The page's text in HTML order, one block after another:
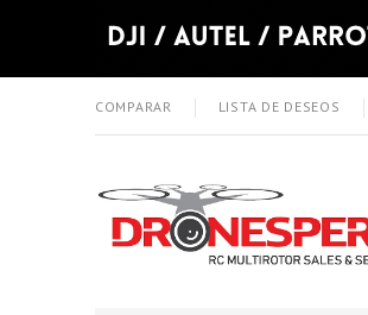
COMPARAR LISTA DE DESEOS